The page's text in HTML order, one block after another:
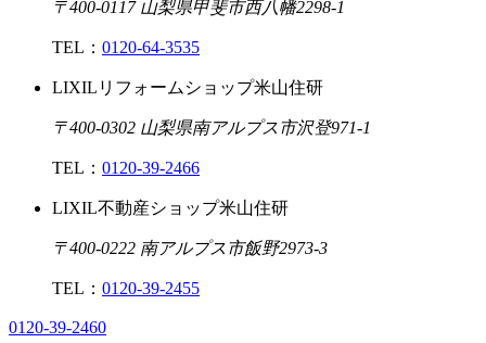
〒400-0117 山梨県甲斐市西八幡2298-1
TEL： 0120-64-3535
LIXILリフォームショップ米山住研
〒400-0302 山梨県南アルプス市沢登971-1
TEL： 0120-39-2466
LIXIL不動産ショップ米山住研
〒400-0222 南アルプス市飯野2973-3
TEL： 0120-39-2455
0120-39-2460